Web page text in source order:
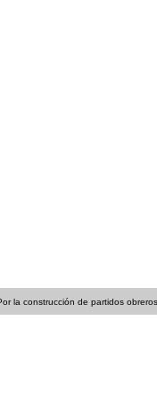
la construcción de partidos